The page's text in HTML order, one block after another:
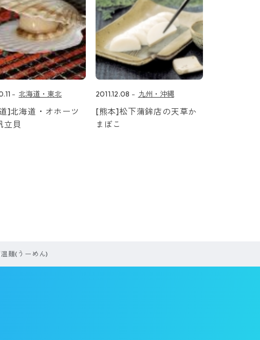
北海道・東北
]北海道・オホーツ
立貝
2011.12.08 九州・沖縄
[熊本]松下蒲鉾店の天草か
まぼこ
麺(うーめん)